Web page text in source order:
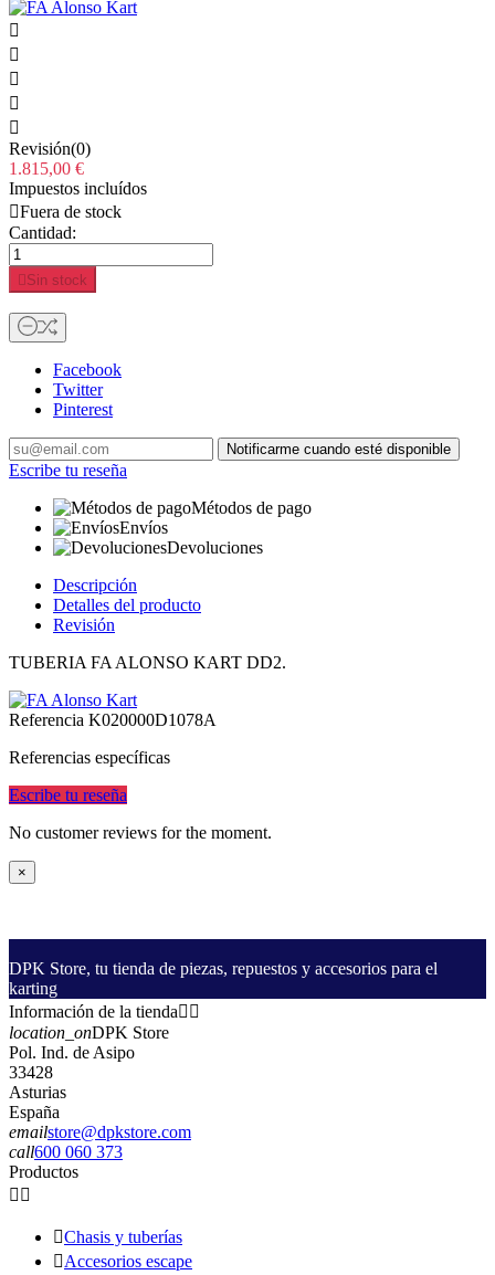





Revisión(0)
1.815,00 €
Impuestos incluídos
Fuera de stock
Cantidad:
 Sin stock
Facebook
Twitter
Pinterest
Notificarme cuando esté disponible
Escribe tu reseña
Métodos de pago
Envíos
Devoluciones
Descripción
Detalles del producto
Revisión
TUBERIA FA ALONSO KART DD2.
Referencia K020000D1078A
Referencias específicas
Escribe tu reseña
No customer reviews for the moment.
×
DPK Store, tu tienda de piezas, repuestos y accesorios para el
karting
Información de la tienda 
location_onDPK Store
Pol. Ind. de Asipo
33428
Asturias
España
emailstore@dpkstore.com
call600 060 373
Productos
 
Chasis y tuberías
Accesorios escape